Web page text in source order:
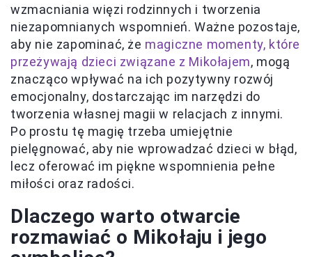
wzmacniania więzi rodzinnych i tworzenia
niezapomnianych wspomnień. Ważne pozostaje,
aby nie zapominać, że magiczne momenty, które
przeżywają dzieci związane z Mikołajem, mogą
znacząco wpływać na ich pozytywny rozwój
emocjonalny, dostarczając im narzędzi do
tworzenia własnej magii w relacjach z innymi.
Po prostu tę magię trzeba umiejętnie
pielęgnować, aby nie wprowadzać dzieci w błąd,
lecz oferować im piękne wspomnienia pełne
miłości oraz radości.
Dlaczego warto otwarcie
rozmawiać o Mikołaju i jego